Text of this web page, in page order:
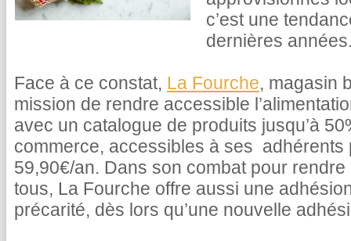
c’est une
dernières
Face à ce constat, La Fourche, magasin
mission de rendre accessible
avec un catalogue de produits jusqu’à
commerce, accessibles à ses adhérents
59,90€/an. Dans son combat pour
tous, La Fourche offre aussi une
précarité, dès lors qu’une nouvelle